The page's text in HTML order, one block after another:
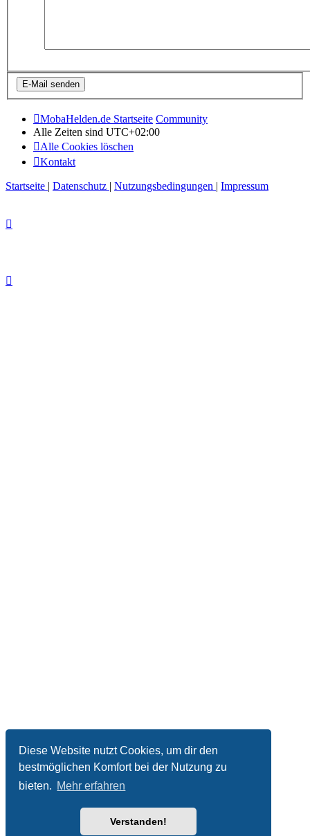
Diese Website nutzt Cookies, um dir den
bestmöglichen Komfort bei der Nutzung zu
bieten. Mehr erfahren
Verstanden!
MobaHelden.de Startseite Community
Alle Zeiten sind UTC+02:00
Alle Cookies löschen
Kontakt
Startseite Datenschutz Nutzungsbedingungen Impressum